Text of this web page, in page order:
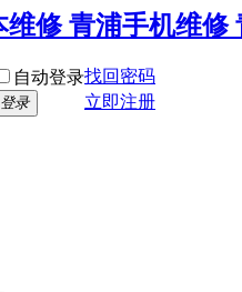
自动登录找回密码
登录 立即注册